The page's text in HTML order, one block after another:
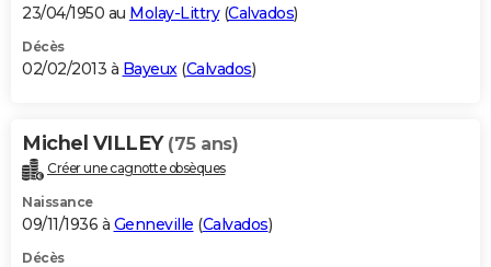
23/04/1950 au Molay-Littry(Calvados)
Décès
02/02/2013 à Bayeux(Calvados)
Michel VILLEY (75 ans)
Créer une cagnotte obsèques
Naissance
09/11/1936 à Genneville (Calvados)
Décès